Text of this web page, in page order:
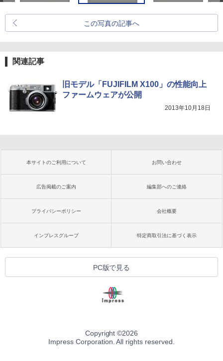
この写真の記事へ
関連記事
旧モデル「FUJIFILM X100」の性能向上
ファームウェアが公開
2013年10月18日
本サイトのご利用について お問い合わせ
広告掲載のご案内 編集部へのご連絡
プライバシーポリシー 会社概要
インプレスグループ 特定商取引法に基づく表示
PC版で見る
Copyright ©2026
Impress Corporation. All rights reserved.